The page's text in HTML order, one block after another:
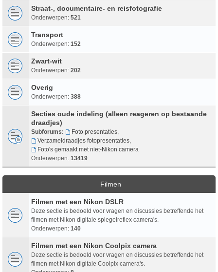
Straat-, documentaire- en reisfotografie
Onderwerpen: 521
Transport
Onderwerpen: 152
Zwart-wit
Onderwerpen: 202
Overig
Onderwerpen: 388
Secties oude indeling (alleen reageren op bestaande
draadjes)
Subforums: Foto presentaties,
Verzameldraadjes fotopresentaties,
Foto's gemaakt met niet-Nikon camera
Onderwerpen: 13419
Filmen
Filmen met een Nikon DSLR
Deze sectie is bedoeld voor vragen en discussies betreffende het
filmen met Nikon digitale spiegelreflex camera's.
Onderwerpen: 140
Filmen met een Nikon Coolpix camera
Deze sectie is bedoeld voor vragen en discussies betreffende het
filmen met Nikon digitale Coolpix camera's.